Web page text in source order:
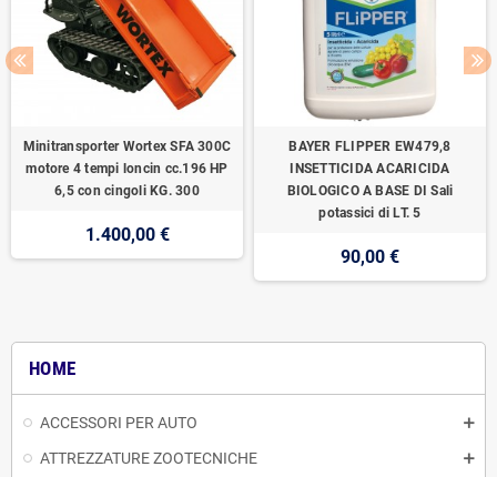
HOME
ACCESSORI PER AUTO
ATTREZZATURE ZOOTECNICHE
Minitransporter Wortex SFA 300C
motore 4 tempi loncin cc.196 HP
6,5 con cingoli KG. 300
1.400,00 €
BAYER FLIPPER EW479,8
INSETTICIDA ACARICIDA
BIOLOGICO A BASE DI Sali
potassici di LT. 5
90,00 €